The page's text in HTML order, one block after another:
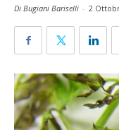
Di Bugiani Bariselli - 2